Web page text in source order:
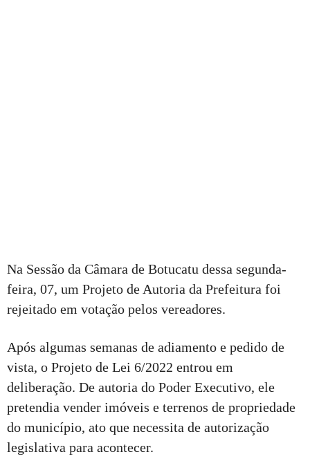
Na Sessão da Câmara de Botucatu dessa segunda-
feira, 07, um Projeto de Autoria da Prefeitura foi
rejeitado em votação pelos vereadores.
Após algumas semanas de adiamento e pedido de
vista, o Projeto de Lei 6/2022 entrou em
deliberação. De autoria do Poder Executivo, ele
pretendia vender imóveis e terrenos de propriedade
do município, ato que necessita de autorização
legislativa para acontecer.